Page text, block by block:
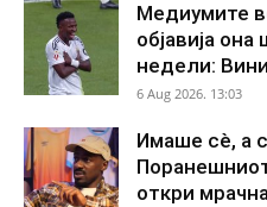
Медиумите
објавија
недели:
6 Aug 2026. 13:03
Имаше сè, а
откри